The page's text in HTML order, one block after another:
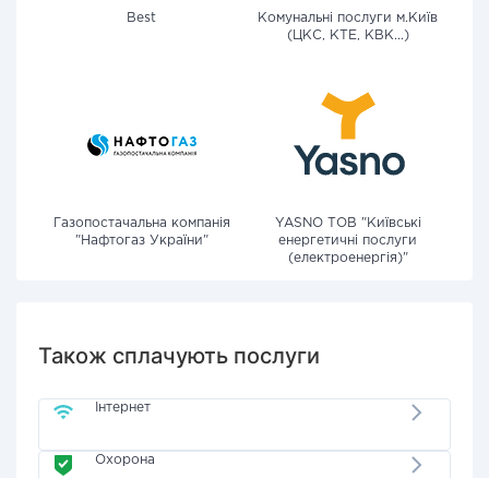
Best
Комунальні послуги м.Київ
(ЦКС, КТЕ, КВК...)
Газопостачальна компанія
"Нафтогаз України"
YASNO ТОВ "Київські
енергетичні послуги
(електроенергія)"
Також сплачують послуги
Інтернет
Охорона